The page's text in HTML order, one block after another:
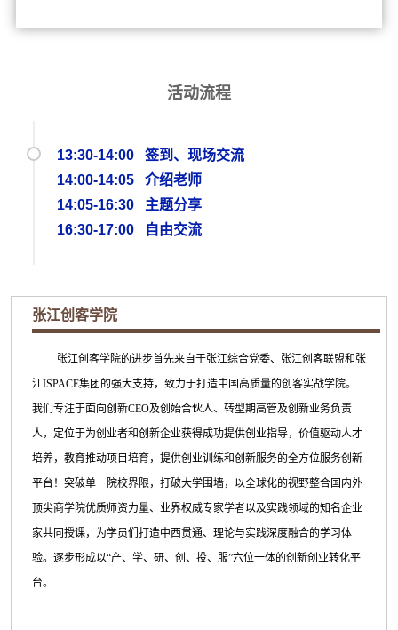
活动流程
13:30-14:00 签到、现场交流
14:00-14:05 介绍老师
14:05-16:30 主题分享
16:30-17:00 自由交流
张江创客学院
张江创客学院的进步首先来自于张江综合党委、张江创客联盟和张
江ISPACE集团的强大支持，致力于打造中国高质量的创客实战学院。
我们专注于面向创新CEO及创始合伙人、转型期高管及创新业务负责
人，定位于为创业者和创新企业获得成功提供创业指导，价值驱动人才
培养，教育推动项目培育，提供创业训练和创新服务的全方位服务创新
平台！突破单一院校界限，打破大学围墙，以全球化的视野整合国内外
顶尖商学院优质师资力量、业界权威专家学者以及实践领域的知名企业
家共同授课，为学员们打造中西贯通、理论与实践深度融合的学习体
验。逐步形成以“产、学、研、创、投、服”六位一体的创新创业转化平
台。